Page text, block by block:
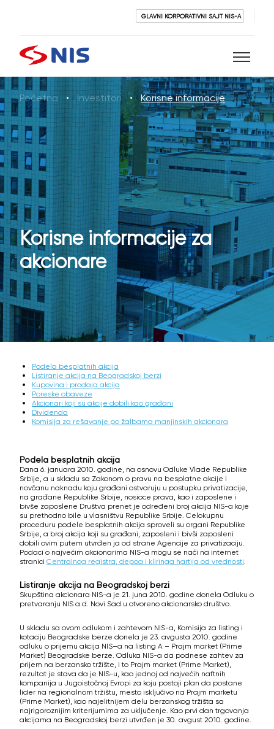
GLAVNI KORPORATIVNI SAJT NIS-A
Pretraži
PRETRAŽI
Početna Investitori Korisne informacije
Korisne informacije za
akcionare
Podela besplatnih akcija
Listiranje akcija na Beogradskoj berzi
Kupovina i prodaja akcija
Poreske obaveze
Akcionari koji su akcije dobili kao građani
Dividenda
Komisija za rešavanje po žalbama manjinskih akcionara
Podela besplatnih akcija
Dana 6. januara 2010. godine, na osnovu Odluke Vlade Republike
Srbije, a u skladu sa Zakonom o pravu na besplatne akcije i
novčanu naknadu koju građani ostvaruju u postupku privatizacije,
na građane Republike Srbije, nosioce prava, kao i zaposlene i
bivše zaposlene Društva prenet je određeni broj akcija NIS-a koje
su prethodno bile u vlasništvu Republike Srbije. Celokupnu
proceduru podele besplatnih akcija sproveli su organi Republike
Srbije, a broj akcija koji su građani, zaposleni i bivši zaposleni
dobili ovim putem utvrđen ja od strane Agencije za privatizaciju.
Podaci o najvećim akcionarima NIS-a mogu se naći na internet
stranici Centralnog registra, depoa i kliringa hartija od vrednosti.
Listiranje akcija na Beogradskoj berzi
Skupština akcionara NIS-a je 21. juna 2010. godine donela Odluku o
pretvaranju NIS a.d. Novi Sad u otvoreno akcionarsko društvo.
U skladu sa ovom odlukom i zahtevom NIS-a, Komisija za listing i
kotaciju Beogradske berze donela je 23. avgusta 2010. godine
odluku o prijemu akcija NIS–a na listing A – Prajm market (Prime
Market) Beogradske berze. Odluka NIS-a da podnese zahtev za
prijem na berzansko tržište, i to Prajm market (Prime Market),
rezultat je stava da je NIS-u, kao jednoj od najvećih naftnih
kompanija u Jugoistočnoj Evropi za koju postoji plan da postane
lider na regionalnom tržištu, mesto isključivo na Prajm marketu
(Prime Market), kao najelitnijem delu berzanskog tržišta sa
najrigoroznijim kriterijumima za uključenje. Kao prvi dan trgovanja
akcijama na Beogradskoj berzi utvrđen je 30. avgust 2010. godine.